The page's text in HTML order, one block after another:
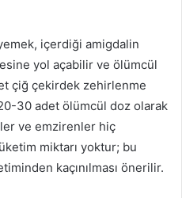
içerdiği amigdalin
yol açabilir ve ölümcül
çiğ çekirdek zehirlenme
30 adet ölümcül doz olarak
ve emzirenler hiç
miktarı yoktur; bu
kaçınılması önerilir.